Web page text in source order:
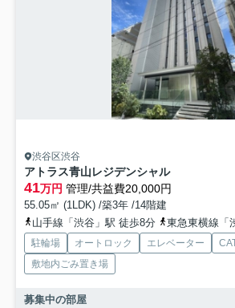
渋谷区渋谷
アトラス青山レジデンシャル
41万円 管理/共益費20,000円
55.05㎡ (1LDK) /築3年 /14階建
山手線「渋谷」駅 徒歩8分
東急東横線「
駐輪場 オートロック エレベーター
敷地内ごみ置き場
募集中の部屋